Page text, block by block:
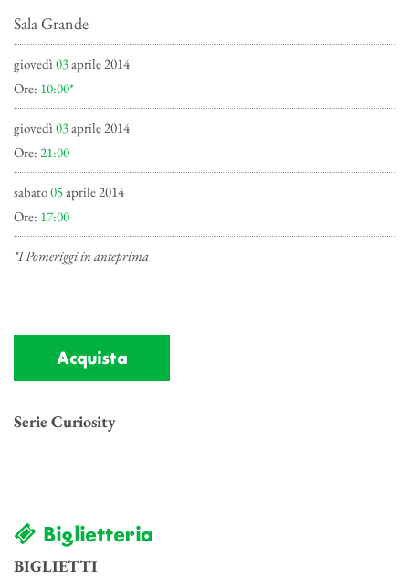
Sala Grande
giovedì 03aprile 2014
Ore: 10:00*
giovedì 03aprile 2014
Ore: 21:00
sabato05aprile 2014
Ore: 17:00
*I Pomeriggi in anteprima
Acquista
Serie Curiosity
Biglietteria
BIGLIETTI